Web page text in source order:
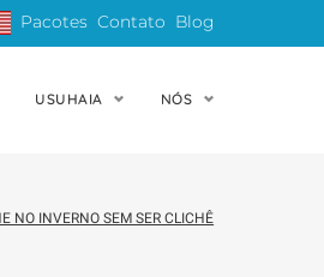
Pacotes Contato Blog
USUHAIA NÓS
NO INVERNO SEM SER CLICHÊ